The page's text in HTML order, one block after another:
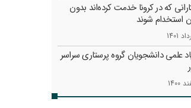
که در کرونا خدمت کرد‌ه‌اند بدون
استخدام شوند
علمی دانشجویان گروه پرستاری سراسر